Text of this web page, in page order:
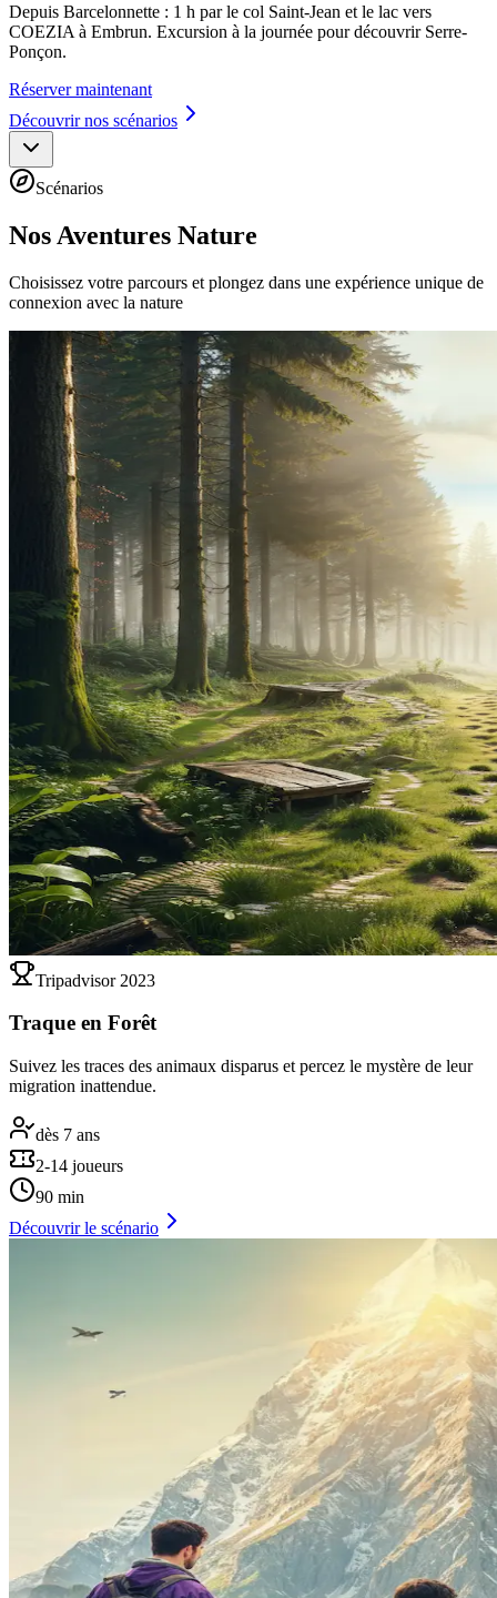
Depuis Barcelonnette : 1 h par le col Saint-Jean et le lac vers
COEZIA à Embrun. Excursion à la journée pour découvrir Serre-
Ponçon.
Réserver maintenant
Découvrir nos scénarios
Scénarios
Nos Aventures Nature
Choisissez votre parcours et plongez dans une expérience unique de
connexion avec la nature
Tripadvisor 2023
Traque en Forêt
Suivez les traces des animaux disparus et percez le mystère de leur
migration inattendue.
dès 7 ans
2-14 joueurs
90 min
Découvrir le scénario